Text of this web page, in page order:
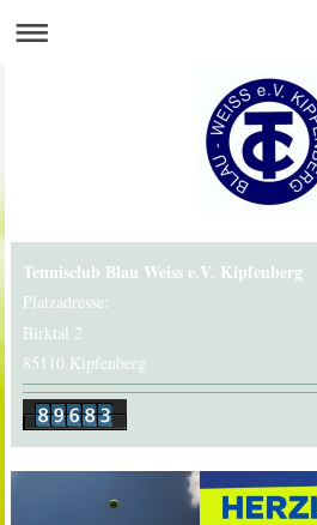
Tennisclub Blau Weiss e.V. Kipfenberg
Platzadresse:
Birktal 2
85110 Kipfenberg